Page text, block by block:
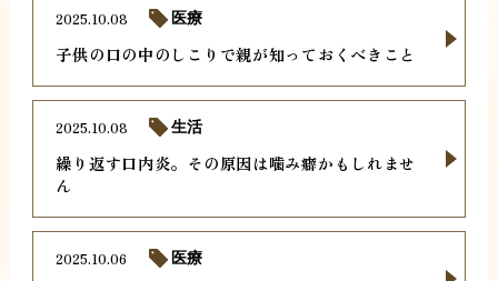
子供の口の中のしこりで親が知っておくべきこと
2025.10.08 医療
繰り返す口内炎。その原因は噛み癖かもしれませ
ん
2025.10.08 生活
2025.10.06 医療